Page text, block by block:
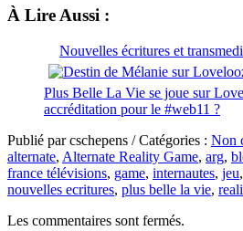
À Lire Aussi :
Nouvelles écritures et
Plus Belle La Vie se joue sur
accréditation pour le #web11 ?
Publié par cschepens / Catégories : Non
alternate, Alternate Reality Game, arg,
france télévisions, game, internautes, jeu,
nouvelles ecritures, plus belle la vie,
Les commentaires sont fermés.